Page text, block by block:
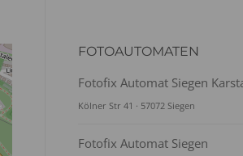
FOTOAUTOMATEN
Fotofix Automat Siegen
Kölner Str 41 · 57072 Siegen
Fotofix Automat Siegen